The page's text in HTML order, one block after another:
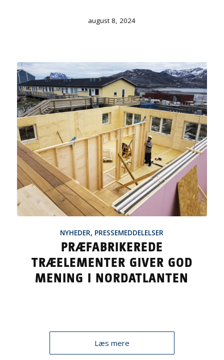
august 8, 2024
NYHEDER, PRESSEMEDDELELSER
PRÆFABRIKEREDE
TRÆELEMENTER GIVER GOD
MENING I NORDATLANTEN
Læs mere